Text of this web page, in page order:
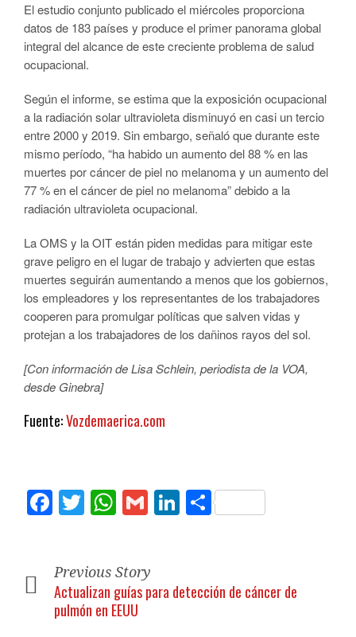
El estudio conjunto publicado el miércoles proporciona
datos de 183 países y produce el primer panorama global
integral del alcance de este creciente problema de salud
ocupacional.
Según el informe, se estima que la exposición ocupacional
a la radiación solar ultravioleta disminuyó en casi un tercio
entre 2000 y 2019. Sin embargo, señaló que durante este
mismo período, “ha habido un aumento del 88 % en las
muertes por cáncer de piel no melanoma y un aumento del
77 % en el cáncer de piel no melanoma” debido a la
radiación ultravioleta ocupacional.
La OMS y la OIT están piden medidas para mitigar este
grave peligro en el lugar de trabajo y advierten que estas
muertes seguirán aumentando a menos que los gobiernos,
los empleadores y los representantes de los trabajadores
cooperen para promulgar políticas que salven vidas y
protejan a los trabajadores de los dañinos rayos del sol.
[Con información de Lisa Schlein, periodista de la VOA,
desde Ginebra]
Fuente:Vozdemaerica.com
Facebook
TwitterWhatsApp
GmailLinkedIn
Compartir
Previous Story
Actualizan guías para detección de cáncer de
pulmón en EEUU